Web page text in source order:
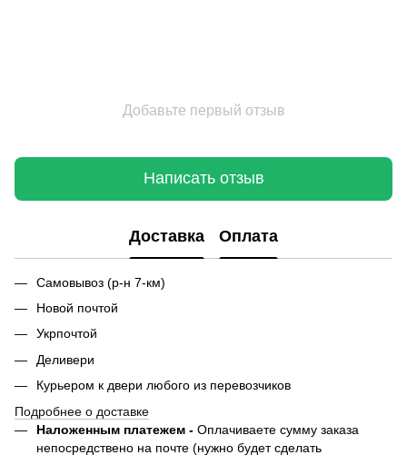
Добавьте первый отзыв
Написать отзыв
Доставка Оплата
Самовывоз (р-н 7-км)
Новой почтой
Укрпочтой
Деливери
Курьером к двери любого из перевозчиков
Подробнее о доставке
Наложенным платежем - Оплачиваете сумму заказа
непосредствено на почте (нужно будет сделать